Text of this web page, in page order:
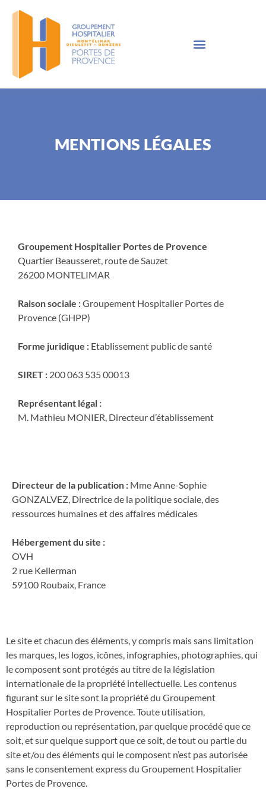
MENTIONS LÉGALES
Groupement Hospitalier Portes de Provence
Quartier Beausseret, route de Sauzet
26200 MONTELIMAR
Raison sociale :Groupement Hospitalier Portes de
Provence (GHPP)
Forme juridique : Etablissement public de santé
SIRET : 200 063 535 00013
Représentant légal :
M. Mathieu MONIER, Directeur d’établissement
Directeur de la publication : Mme Anne-Sophie
GONZALVEZ, Directrice de la politique sociale, des
ressources humaines et des affaires médicales
Hébergement du site :
OVH
2 rue Kellerman
59100 Roubaix, France
Le site et chacun des éléments, y compris mais sans limitation
les marques, les logos, icônes, infographies, photographies, qui
le composent sont protégés au titre de la législation
internationale de la propriété intellectuelle. Les contenus
figurant sur le site sont la propriété du Groupement
Hospitalier Portes de Provence. Toute utilisation,
reproduction ou représentation, par quelque procédé que ce
soit, et sur quelque support que ce soit, de tout ou partie du
site et/ou des éléments qui le composent n’est pas autorisée
sans le consentement express du Groupement Hospitalier
Portes de Provence.